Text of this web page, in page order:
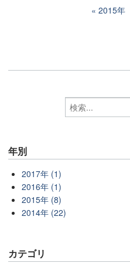
2015年
年別
2017年 (1)
2016年 (1)
2015年 (8)
2014年 (22)
カテゴリ